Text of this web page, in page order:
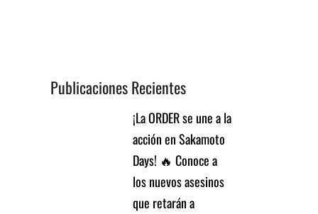
Publicaciones Recientes
¡La ORDER se une a la
acción en Sakamoto
Days! 🔥 Conoce a
los nuevos asesinos
que retarán a